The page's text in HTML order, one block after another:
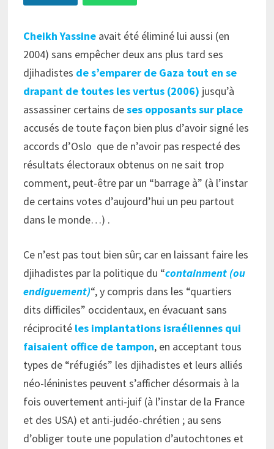
Cheikh Yassineavait été éliminé lui aussi (en
2004) sans empêcher deux ans plus tard ses
djihadistes de s’emparer de Gaza tout en se
drapant de toutes les vertus (2006) jusqu’à
assassiner certains deses opposants sur place
accusés de toute façon bien plus d’avoir signé les
accords d’Oslo que de n’avoir pas respecté des
résultats électoraux obtenus on ne sait trop
comment, peut-être par un “barrage à” (à l’instar
de certains votes d’aujourd’hui un peu partout
dans le monde…) .
Ce n’est pas tout bien sûr; car en laissant faire les
djihadistes par la politique du “containment (ou
endiguement)“, y compris dans les “quartiers
dits difficiles” occidentaux, en évacuant sans
réciprocité les implantations israéliennes qui
faisaient office de tampon, en acceptant tous
types de “réfugiés” les djihadistes et leurs alliés
néo-léninistes peuvent s’afficher désormais à la
fois ouvertement anti-juif (à l’instar de la France
et des USA) et anti-judéo-chrétien ; au sens
d’obliger toute une population d’autochtones et